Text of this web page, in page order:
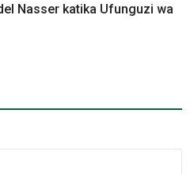
Nasser katika Ufunguzi wa